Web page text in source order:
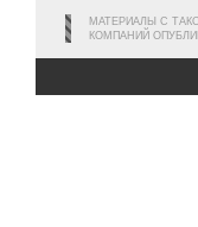
МАТЕРИАЛЫ С
КОМПАНИЙ